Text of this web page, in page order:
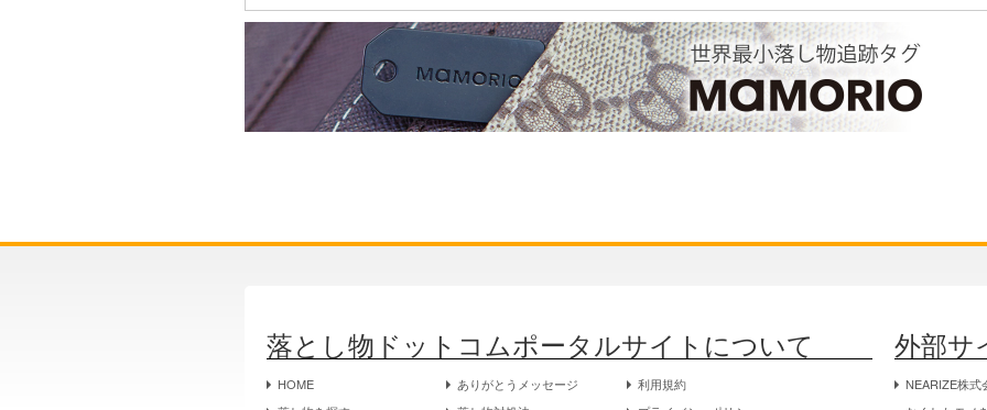
落とし物ドットコムポータルサイトについて
HOME
ありがとうメッセージ
利用規約
外部サ
NEARIZE株式